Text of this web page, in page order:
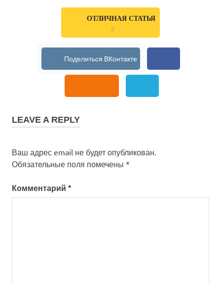
ОТЛИЧНАЯ СТАТЬЯ
0
LEAVE A REPLY
Ваш адрес email не будет опубликован.
Обязательные поля помечены *
Комментарий *